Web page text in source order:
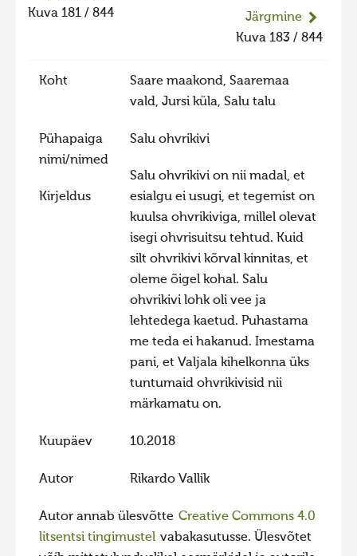
Hiite kuvavõistlus 2023 lisa
Hiite kuvavõistlus 2022
Hiite kuvavõistlus 2022 lisa
Liikuvad kuvad 2022
Hiite kuvavõistlus 2021 lisa
Liikuvad kuvad 2021
Hiite kuvavõistlus 2020 lisa
Liikuvad kuvad 2020
Hiite kuvavõistlus 2017
Hiite kuvavõistlus 2016
Hiite kuvavõistlus 2014
Kuva 181 / 844
Järgmine
Kuva 183 / 844
Koht
Saare maakond, Saaremaa
vald, Jursi küla, Salu talu
Pühapaiga
nimi/nimed
Salu ohvrikivi
Kirjeldus
Salu ohvrikivi on nii madal, et
esialgu ei usugi, et tegemist on
kuulsa ohvrikiviga, millel olevat
isegi ohvrisuitsu tehtud. Kuid
silt ohvrikivi kõrval kinnitas, et
oleme õigel kohal. Salu
ohvrikivi lohk oli vee ja
lehtedega kaetud. Puhastama
me teda ei hakanud. Imestama
pani, et Valjala kihelkonna üks
tuntumaid ohvrikivisid nii
märkamatu on.
Kuupäev 10.2018
Autor Rikardo Vallik
Autor annab ülesvõtte Creative Commons 4.0
litsentsi tingimustel vabakasutusse. Ülesvõtet